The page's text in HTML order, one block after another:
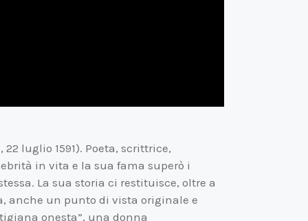
22 luglio 1591). Poeta, scrittrice,
in vita e la sua fama superò i
La sua storia ci restituisce, oltre a
anche un punto di vista originale e
onesta”, una donna